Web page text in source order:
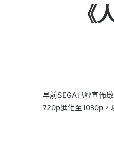
《
早前SEGA已經宣佈
720p進化至1080p，